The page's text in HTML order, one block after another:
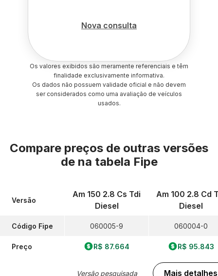
Nova consulta
Os valores exibidos são meramente referenciais e têm
finalidade exclusivamente informativa.
Os dados não possuem validade oficial e não devem
ser considerados como uma avaliação de veículos
usados.
Compare preços de outras versões
de na tabela Fipe
Versão
Código Fipe
Preço
Am 150 2.8 Cs Tdi
Diesel
060005-9
R$ 87.664
Versão pesquisada
Am 100 2.8 Cd
Diesel
060004-0
R$ 95.843
Mais detalhes